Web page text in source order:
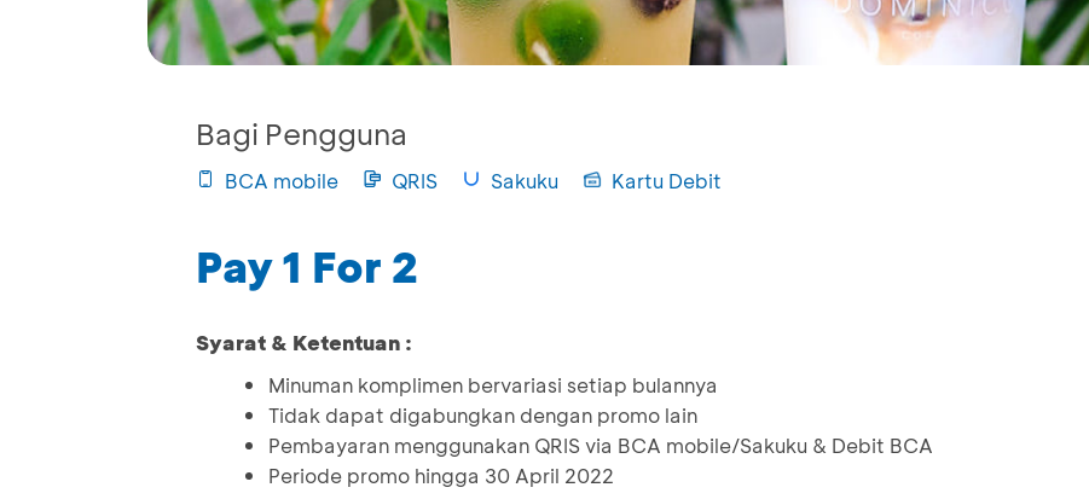
Bagi Pengguna
BCA mobile QRIS Sakuku Kartu Debit
Pay 1 For 2
Syarat & Ketentuan :
Minuman komplimen bervariasi setiap bulannya
Tidak dapat digabungkan dengan promo lain
Pembayaran menggunakan QRIS via BCA mobile/Sakuku & Debit BCA
Periode promo hingga 30 April 2022